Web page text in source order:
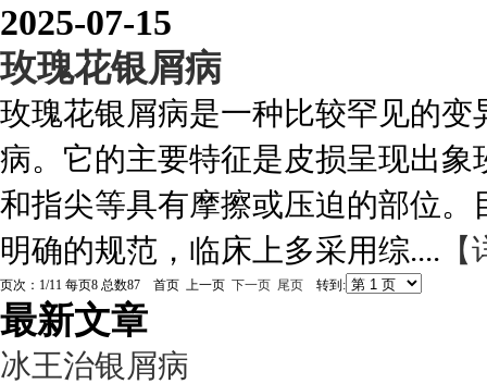
2025-07-15
玫瑰花银屑病
玫瑰花银屑病是一种比较罕见的
病。它的主要特征是皮损呈现出
和指尖等具有摩擦或压迫的部位
明确的规范，临床上多采用综....
页次：1/11 每页8 总数87 首页 上一页 下一页 尾页 转到:
最新文章
冰王治银屑病